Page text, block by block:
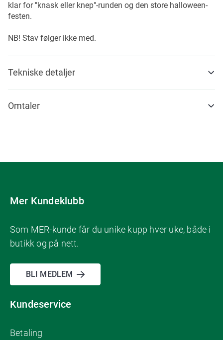
klar for "knask eller knep"-runden og den store halloween-
festen.
NB! Stav følger ikke med.
Tekniske detaljer
Omtaler
Mer Kundeklubb
Som MER-kunde får du unike kupp hver uke, både i
butikk og på nett.
BLI MEDLEM
Kundeservice
Betaling